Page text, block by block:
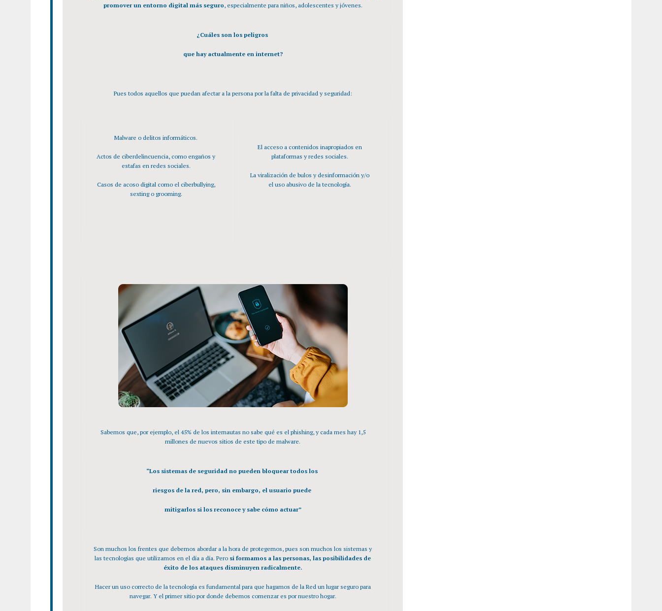
promover un entorno digital más seguro, especialmente para niños, adolescentes y jóvenes.
¿Cuáles son los peligros
que hay actualmente en internet?
Pues todos aquellos que puedan afectar a la persona por la falta de privacidad y seguridad:
Malware o delitos informáticos.
Actos de ciberdelincuencia, como engaños y
estafas en redes sociales.
Casos de acoso digital como el ciberbullying,
sexting o grooming.
El acceso a contenidos inapropiados en
plataformas y redes sociales.
La viralización de bulos y desinformación y/o
el uso abusivo de la tecnología.
Sabemos que, por ejemplo, el 45% de los internautas no sabe qué es el phishing, y cada mes hay 1,5
millones de nuevos sitios de este tipo de malware.
“Los sistemas de seguridad no pueden bloquear todos los
riesgos de la red, pero, sin embargo, el usuario puede
mitigarlos si los reconoce y sabe cómo actuar”
Son muchos los frentes que debemos abordar a la hora de protegernos, pues son muchos los sistemas y
las tecnologías que utilizamos en el día a día. Pero si formamos a las personas, las posibilidades de
éxito de los ataques disminuyen radicalmente.
Hacer un uso correcto de la tecnología es fundamental para que hagamos de la Red un lugar seguro para
navegar. Y el primer sitio por donde debemos comenzar es por nuestro hogar.